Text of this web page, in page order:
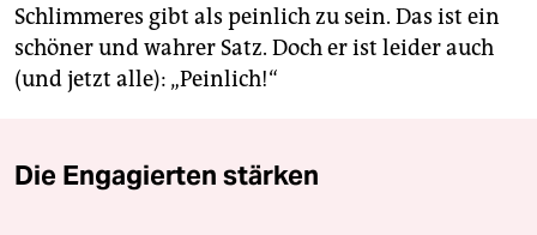
Schlimmeres gibt als peinlich zu sein. Das ist ein
schöner und wahrer Satz. Doch er ist leider auch
(und jetzt alle): „Peinlich!“
Die Engagierten stärken